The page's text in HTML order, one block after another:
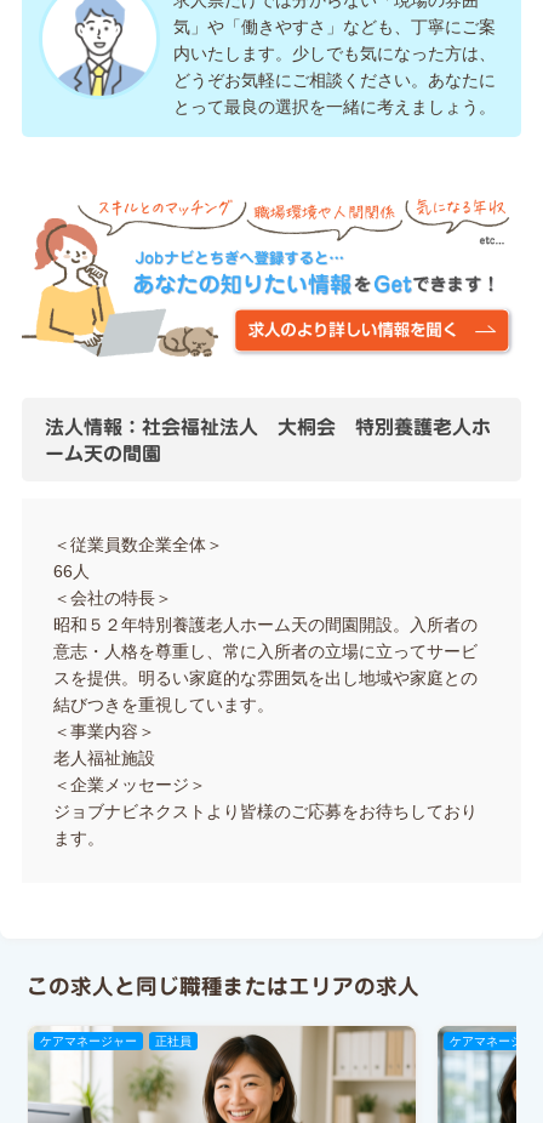
気」や「働きやすさ」なども、丁寧にご案
内いたします。少しでも気になった方は、
どうぞお気軽にご相談ください。あなたに
とって最良の選択を一緒に考えましょう。
法人情報：社会福祉法人 大桐会 特別養護老人ホ
ーム天の間園
＜従業員数企業全体＞
66人
＜会社の特長＞
昭和５２年特別養護老人ホーム天の間園開設。入所者の
意志・人格を尊重し、常に入所者の立場に立ってサービ
スを提供。明るい家庭的な雰囲気を出し地域や家庭との
結びつきを重視しています。
＜事業内容＞
老人福祉施設
＜企業メッセージ＞
ジョブナビネクストより皆様のご応募をお待ちしており
ます。
この求人と同じ職種またはエリアの求人
ケアマネージャー 正社員 ケアマネージャ